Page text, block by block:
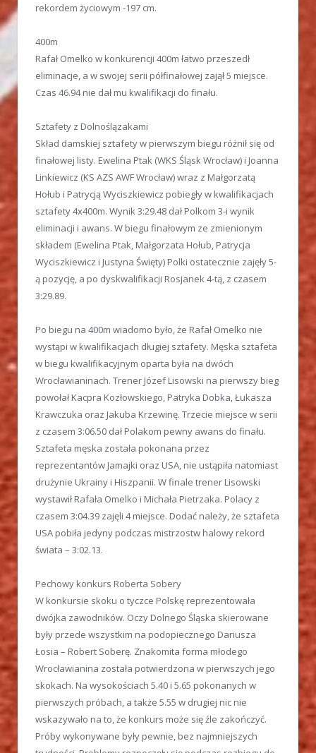
rekordem życiowym -197 cm.
400m
Rafał Omelko w konkurencji 400m łatwo przeszedł
eliminacje, a w swojej serii półfinałowej zajął 5 miejsce.
Czas 46.94 nie dał mu kwalifikacji do finału.
Sztafety z Dolnoślązakami
Skład damskiej sztafety w pierwszym biegu różnił się od
finałowej listy. Ewelina Ptak (WKS Śląsk Wrocław) i Joanna
Linkiewicz (KS AZS AWF Wrocław) wraz z Małgorzatą
Hołub i Patrycją Wyciszkiewicz pobiegły w kwalifikacjach
sztafety 4x400m. Wynik 3:29.48 dał Polkom 3-i wynik
eliminacji i awans. W biegu finałowym ze zmienionym
składem (Ewelina Ptak, Małgorzata Hołub, Patrycja
Wyciszkiewicz i Justyna Święty) Polki ostatecznie zajęły 5-
ą pozycję, a po dyskwalifikacji Rosjanek 4-tą, z czasem
3:29.89.
Po biegu na 400m wiadomo było, że Rafał Omelko nie
wystąpi w kwalifikacjach długiej sztafety. Męska sztafeta
w biegu kwalifikacyjnym oparta była na dwóch
Wrocławianinach. Trener Józef Lisowski na pierwszy bieg
powołał Kacpra Kozłowskiego, Patryka Dobka, Łukasza
Krawczuka oraz Jakuba Krzewinę. Trzecie miejsce w serii
z czasem 3:06.50 dał Polakom pewny awans do finału.
Sztafeta męska została pokonana przez
reprezentantów Jamajki oraz USA, nie ustąpiła natomiast
drużynie Ukrainy i Hiszpanii. W finale trener Lisowski
wystawił Rafała Omelko i Michała Pietrzaka. Polacy z
czasem 3:04.39 zajęli 4 miejsce. Dodać należy, że sztafeta
USA pobiła jedyny podczas mistrzostw halowy rekord
świata – 3:02.13.
Pechowy konkurs Roberta Sobery
W konkursie skoku o tyczce Polskę reprezentowała
dwójka zawodników. Oczy Dolnego Śląska skierowane
były przede wszystkim na podopiecznego Dariusza
Łosia – Robert Soberę. Znakomita forma młodego
Wrocławianina została potwierdzona w pierwszych jego
skokach. Na wysokościach 5.40 i 5.65 pokonanych w
pierwszych próbach, a także 5.55 w drugiej nic nie
wskazywało na to, że konkurs może się źle zakończyć.
Próby wykonywane były pewnie, bez najmniejszych